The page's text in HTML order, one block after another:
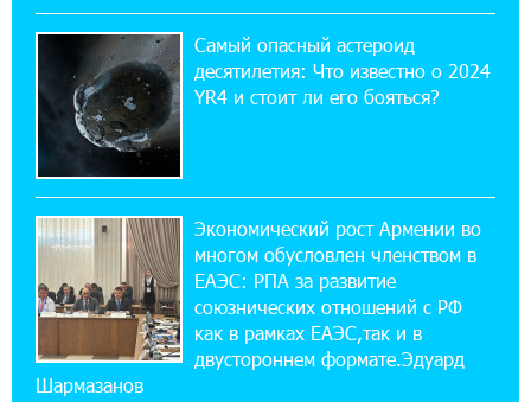
14:44:13 29-07-2026
Состоялось открытие Khachaturian Rooftop
при поддержке IDBank
18:38:18 28-07-2026
Пашинян ты упустил свой шанс уйти
спокойно. Аршак Карапетян
12:04:53 28-07-2026
Обновленный Центр продаж и обслуживания
Ucom открылся по адресу ул. Шаумяна, 24/2
Самый опасный астероид
десятилетия: Что известно о 2024
YR4 и стоит ли его бояться?
Экономический рост Армении во
многом обусловлен членством в
ЕАЭС: РПА за развитие
союзнических отношений с РФ
как в рамках ЕАЭС,так и в
двустороннем формате.Эдуард
Шармазанов